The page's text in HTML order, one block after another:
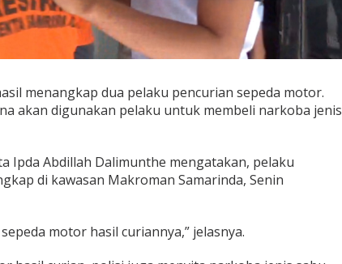
menangkap dua pelaku pencurian sepeda motor.
akan digunakan pelaku untuk membeli narkoba jenis
Ipda Abdillah Dalimunthe mengatakan, pelaku
di kawasan Makroman Samarinda, Senin
motor hasil curiannya,” jelasnya.